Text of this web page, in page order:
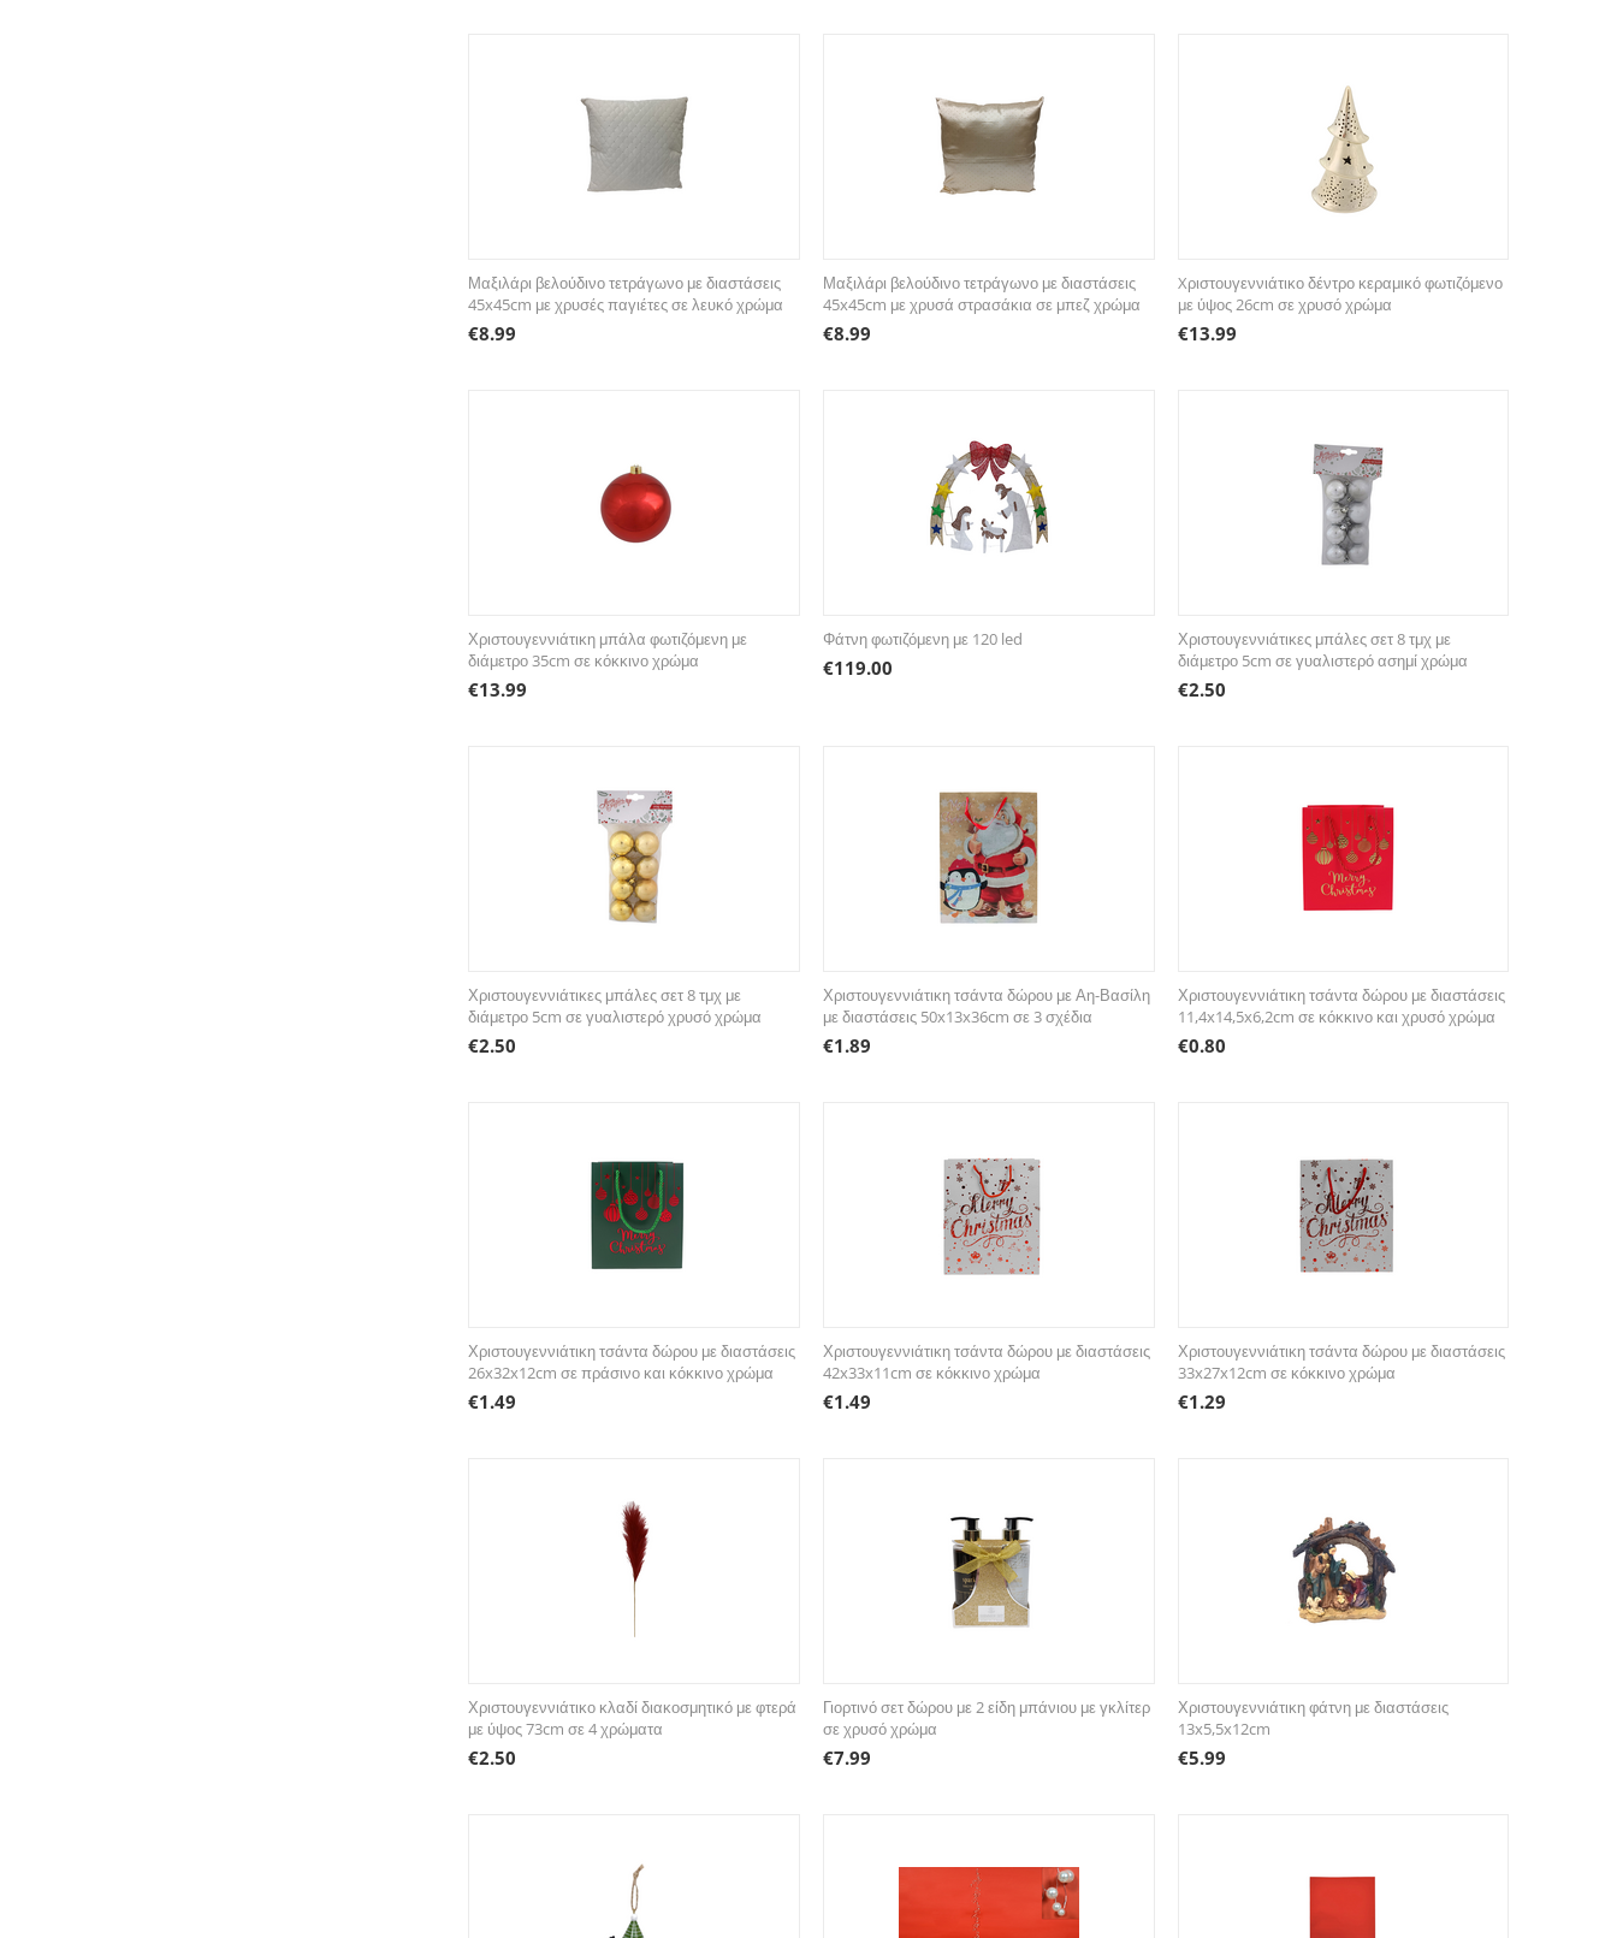
Μαξιλάρι βελούδινο τετράγωνο με διαστάσεις
45x45cm με χρυσές παγιέτες σε λευκό χρώμα
€8.99
Μαξιλάρι βελούδινο τετράγωνο με διαστάσεις
45x45cm με χρυσά στρασάκια σε μπεζ χρώμα
€8.99
Xριστουγεννιάτικο δέντρο κεραμικό φωτιζόμενο
με ύψος 26cm σε χρυσό χρώμα
€13.99
Χριστουγεννιάτικη μπάλα φωτιζόμενη με
διάμετρο 35cm σε κόκκινο χρώμα
€13.99
Φάτνη φωτιζόμενη με 120 led
€119.00
Χριστουγεννιάτικες μπάλες σετ 8 τμχ με
διάμετρο 5cm σε γυαλιστερό ασημί χρώμα
€2.50
Χριστουγεννιάτικες μπάλες σετ 8 τμχ με
διάμετρο 5cm σε γυαλιστερό χρυσό χρώμα
€2.50
Χριστουγεννιάτικη τσάντα δώρου με Αη-Βασίλη
με διαστάσεις 50x13x36cm σε 3 σχέδια
€1.89
Χριστουγεννιάτικη τσάντα δώρου με διαστάσεις
11,4x14,5x6,2cm σε κόκκινο και χρυσό χρώμα
€0.80
Χριστουγεννιάτικη τσάντα δώρου με διαστάσεις
26x32x12cm σε πράσινο και κόκκινο χρώμα
€1.49
Χριστουγεννιάτικη τσάντα δώρου με διαστάσεις
42x33x11cm σε κόκκινο χρώμα
€1.49
Χριστουγεννιάτικη τσάντα δώρου με διαστάσεις
33x27x12cm σε κόκκινο χρώμα
€1.29
Χριστουγεννιάτικο κλαδί διακοσμητικό με φτερά
με ύψος 73cm σε 4 χρώματα
€2.50
Γιορτινό σετ δώρου με 2 είδη μπάνιου με γκλίτερ
σε χρυσό χρώμα
€7.99
Χριστουγεννιάτικη φάτνη με διαστάσεις
13x5,5x12cm
€5.99